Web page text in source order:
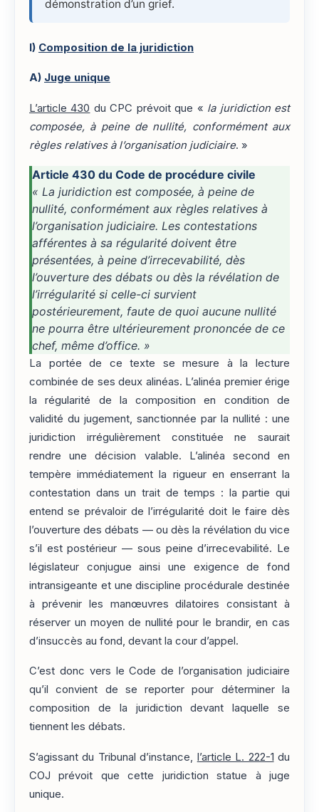
démonstration d’un grief.
I) Composition de la juridiction
A) Juge unique
L’article 430 du CPC prévoit que « la juridiction est
composée, à peine de nullité, conformément aux
règles relatives à l’organisation judiciaire. »
Article 430 du Code de procédure civile
« La juridiction est composée, à peine de
nullité, conformément aux règles relatives à
l’organisation judiciaire. Les contestations
afférentes à sa régularité doivent être
présentées, à peine d’irrecevabilité, dès
l’ouverture des débats ou dès la révélation de
l’irrégularité si celle-ci survient
postérieurement, faute de quoi aucune nullité
ne pourra être ultérieurement prononcée de ce
chef, même d’office. »
La portée de ce texte se mesure à la lecture
combinée de ses deux alinéas. L’alinéa premier érige
la régularité de la composition en condition de
validité du jugement, sanctionnée par la nullité : une
juridiction irrégulièrement constituée ne saurait
rendre une décision valable. L’alinéa second en
tempère immédiatement la rigueur en enserrant la
contestation dans un trait de temps : la partie qui
entend se prévaloir de l’irrégularité doit le faire dès
l’ouverture des débats — ou dès la révélation du vice
s’il est postérieur — sous peine d’irrecevabilité. Le
législateur conjugue ainsi une exigence de fond
intransigeante et une discipline procédurale destinée
à prévenir les manœuvres dilatoires consistant à
réserver un moyen de nullité pour le brandir, en cas
d’insuccès au fond, devant la cour d’appel.
C’est donc vers le Code de l’organisation judiciaire
qu’il convient de se reporter pour déterminer la
composition de la juridiction devant laquelle se
tiennent les débats.
S’agissant du Tribunal d’instance, l’article L. 222-1 du
COJ prévoit que cette juridiction statue à juge
unique.